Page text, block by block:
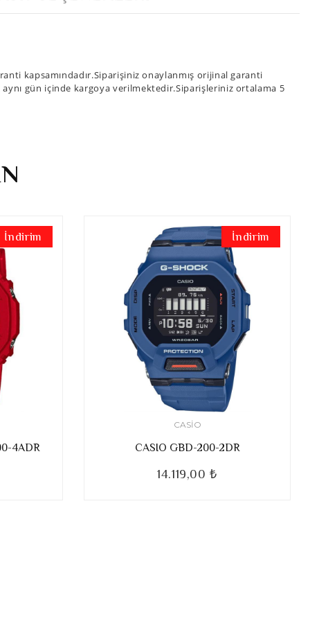
kapsamındadır.Siparişiniz onaylanmış orijinal garanti
gün içinde kargoya verilmektedir.Siparişleriniz ortalama 5
İndirim
4ADR
İndirim
CASIO
CASIO GBD-200-2DR
14.119,00 ₺